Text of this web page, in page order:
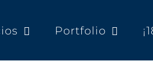
Portfolio